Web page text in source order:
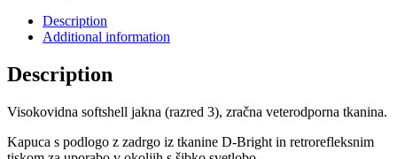
Description
Additional information
Description
Visokovidna softshell jakna (razred 3), zračna veterodporna tkanina.
Kapuca s podlogo z zadrgo iz tkanine D-Bright in retrorefleksnim